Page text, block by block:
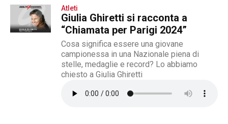
Atleti
Giulia Ghiretti si racconta a
“Chiamata per Parigi 2024”
Cosa significa essere una giovane
campionessa in una Nazionale piena di
stelle, medaglie e record? Lo abbiamo
chiesto a Giulia Ghiretti